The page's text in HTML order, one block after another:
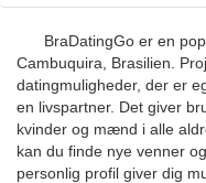
BraDatingGo er en
Cambuquira, Brasilien.
datingmuligheder, der er
en livspartner. Det giver
kvinder og mænd i alle
kan du finde nye venner
personlig profil giver dig